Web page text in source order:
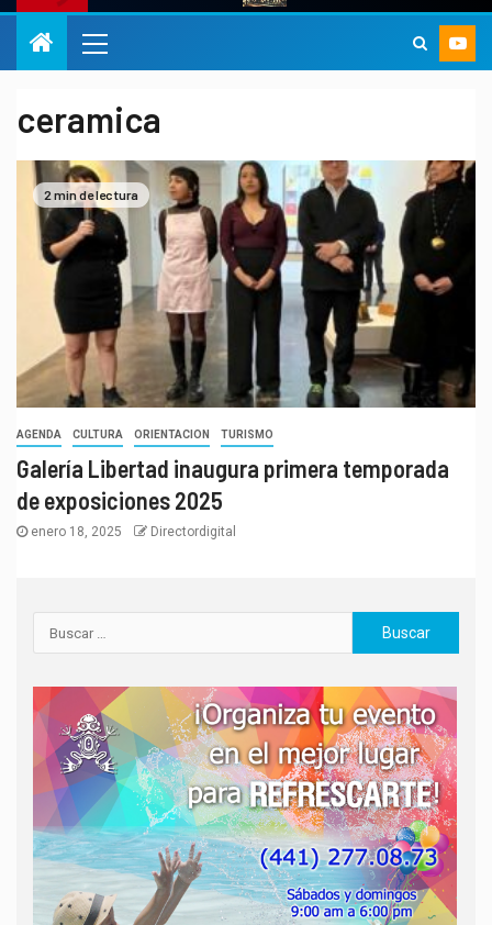
ceramica
2 min de lectura
AGENDA CULTURA ORIENTACION TURISMO
Galería Libertad inaugura primera temporada
de exposiciones 2025
enero 18, 2025 Directordigital